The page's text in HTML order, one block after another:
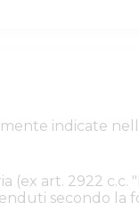
indicate
(ex art. 2922 c.c.
secondo la